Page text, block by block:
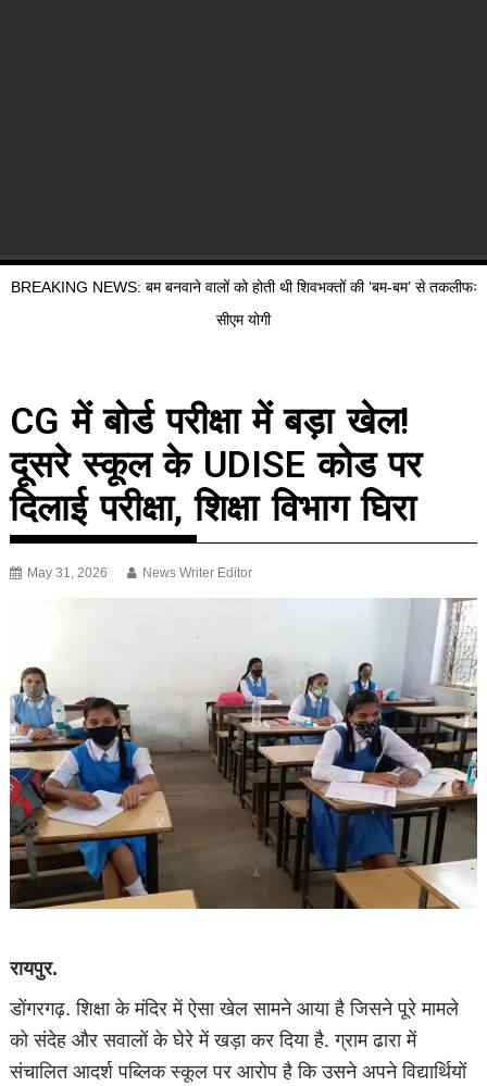
BREAKING NEWS: बम बनवाने वालों को होती थी शिवभक्तों की ‘बम-बम’ से तकलीफः
सीएम योगी
CG में बोर्ड परीक्षा में बड़ा खेल!
दूसरे स्कूल के UDISE कोड पर
दिलाई परीक्षा, शिक्षा विभाग घिरा
May 31, 2026 News Writer Editor
रायपुर.
डोंगरगढ़. शिक्षा के मंदिर में ऐसा खेल सामने आया है जिसने पूरे मामले
को संदेह और सवालों के घेरे में खड़ा कर दिया है. ग्राम ढारा में
संचालित आदर्श पब्लिक स्कूल पर आरोप है कि उसने अपने विद्यार्थियों